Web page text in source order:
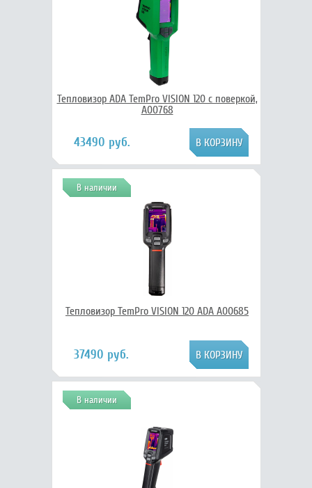
Тепловизор ADA TemPro VISION 120 с поверкой,
А00768
43490 руб.
В наличии
Тепловизор TemPro VISION 120 ADA А00685
37490 руб.
В наличии